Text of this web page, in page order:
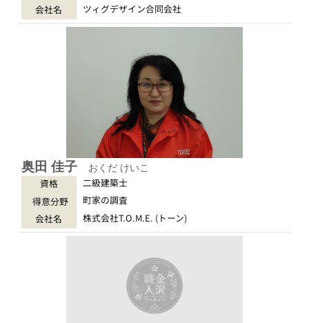
会社名
ツィグデザイン合同会社
奥田 佳子 おくだ けいこ
資格
二級建築士
得意分野
町家の調査
会社名
株式会社T.O.M.E. (トーン)